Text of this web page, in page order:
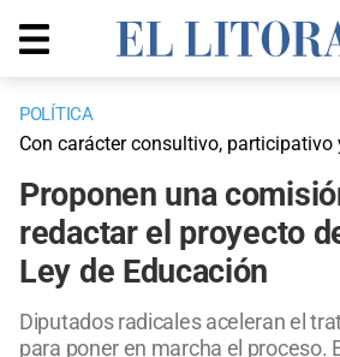
POLÍTICA
Con carácter consultivo, participativo
Proponen una
redactar el proyecto
Ley de Educación
Diputados radicales aceleran el
para poner en marcha el proceso.